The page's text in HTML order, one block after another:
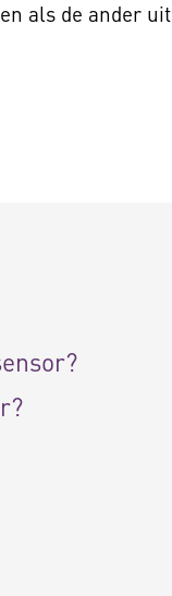
als de ander uit